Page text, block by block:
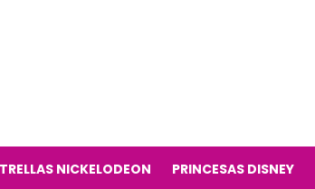
NICKELODEON PRINCESAS DISNEY